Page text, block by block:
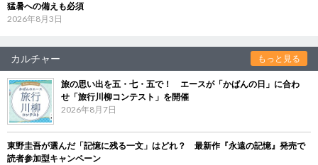
猛暑への備えも必須
2026年8月3日
カルチャー もっと見る
旅の思い出を五・七・五で！ エースが「かばんの日」に合わ
せ「旅行川柳コンテスト」を開催
2026年8月7日
東野圭吾が選んだ「記憶に残る一文」はどれ？ 最新作『永遠の記憶』発売で
読者参加型キャンペーン